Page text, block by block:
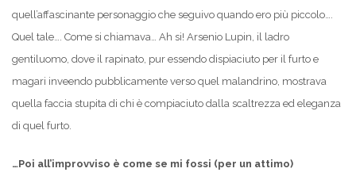
quell’affascinante personaggio che seguivo quando ero più piccolo….
Quel tale…. Come si chiamava… Ah si! Arsenio Lupin, il ladro
gentiluomo, dove il rapinato, pur essendo dispiaciuto per il furto e
magari inveendo pubblicamente verso quel malandrino, mostrava
quella faccia stupita di chi è compiaciuto dalla scaltrezza ed eleganza
di quel furto.
…Poi all’improvviso è come se mi fossi (per un attimo)